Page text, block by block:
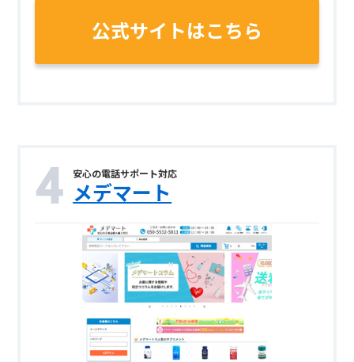
公式サイトはこちら
安心の電話サポート対応
メデマート